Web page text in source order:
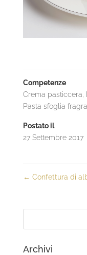
Competenze
Crema pasticcera
Pasta sfoglia
Postato il
27 Settembre 2017
← Confettura di
Archivi